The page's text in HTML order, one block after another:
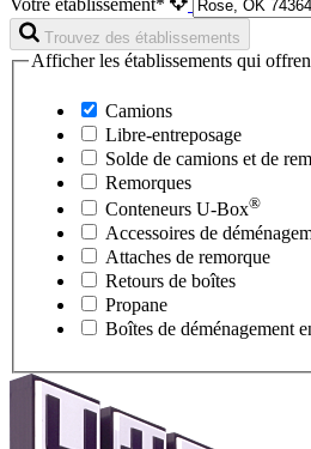
Votre établissement*
Trouvez des établissements
Afficher les établissements qui
Camions
Libre-entreposage
Solde de camions et de
Remorques
Conteneurs U-Box®
Accessoires de
Attaches de remorque
Retours de boîtes
Propane
Boîtes de déménagement